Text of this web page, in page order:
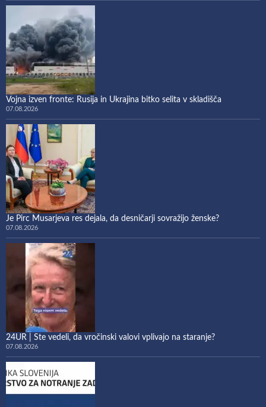
Vojna izven fronte: Rusija in Ukrajina bitko selita v skladišča
07.08.2026
Je Pirc Musarjeva res dejala, da desničarji sovražijo ženske?
07.08.2026
24UR | Ste vedeli, da vročinski valovi vplivajo na staranje?
07.08.2026